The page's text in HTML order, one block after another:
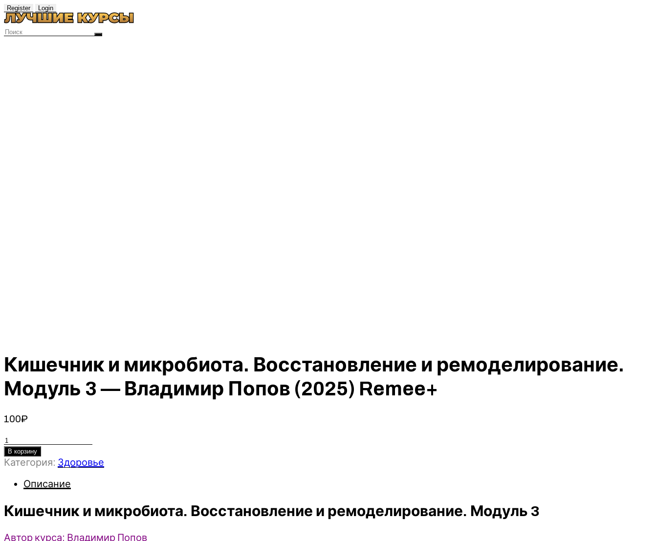
Register Login
Кишечник и микробиота. Восстановление и ремоделирование.
Модуль 3 — Владимир Попов (2025) Remee+
100₽
Количество
товара
Кишечник
микробиота.
и
Модуль
В корзину
Категория: Здоровье
Описание
Кишечник и микробиота. Восстановление и ремоделирование. Модуль 3
Автор курса: Владимир Попов